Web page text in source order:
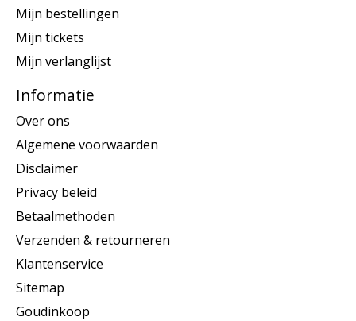
Mijn bestellingen
Mijn tickets
Mijn verlanglijst
Informatie
Over ons
Algemene voorwaarden
Disclaimer
Privacy beleid
Betaalmethoden
Verzenden & retourneren
Klantenservice
Sitemap
Goudinkoop